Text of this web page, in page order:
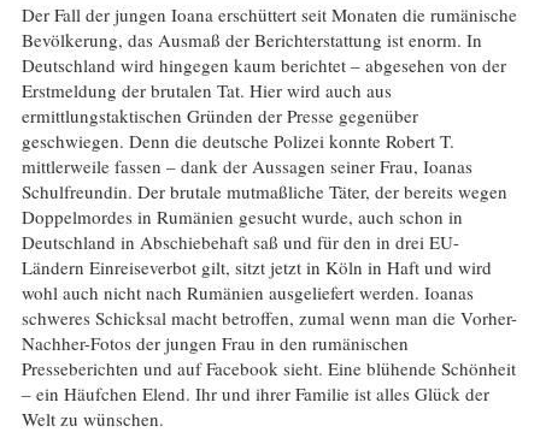
Der Fall der jungen Ioana erschüttert seit Monaten die rumänische
Bevölkerung, das Ausmaß der Berichterstattung ist enorm. In
Deutschland wird hingegen kaum berichtet – abgesehen von der
Erstmeldung der brutalen Tat. Hier wird auch aus
ermittlungstaktischen Gründen der Presse gegenüber
geschwiegen. Denn die deutsche Polizei konnte Robert T.
mittlerweile fassen – dank der Aussagen seiner Frau, Ioanas
Schulfreundin. Der brutale mutmaßliche Täter, der bereits wegen
Doppelmordes in Rumänien gesucht wurde, auch schon in
Deutschland in Abschiebehaft saß und für den in drei EU-
Ländern Einreiseverbot gilt, sitzt jetzt in Köln in Haft und wird
wohl auch nicht nach Rumänien ausgeliefert werden. Ioanas
schweres Schicksal macht betroffen, zumal wenn man die Vorher-
Nachher-Fotos der jungen Frau in den rumänischen
Presseberichten und auf Facebook sieht. Eine blühende Schönheit
– ein Häufchen Elend. Ihr und ihrer Familie ist alles Glück der
Welt zu wünschen.